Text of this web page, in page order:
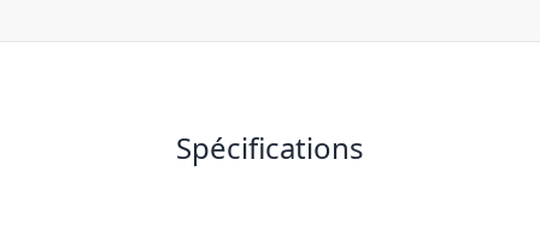
Spécifications